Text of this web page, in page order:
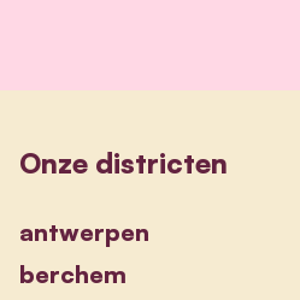
Onze districten
antwerpen
berchem